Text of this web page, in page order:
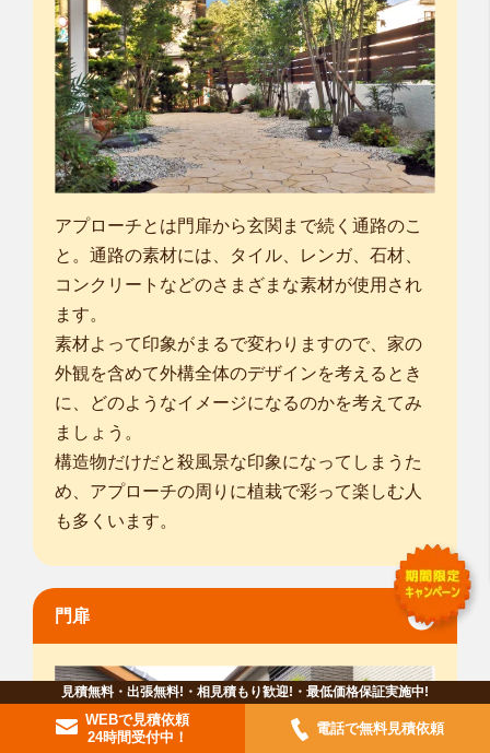
アプローチとは門扉から玄関まで続く通路のこ
と。通路の素材には、タイル、レンガ、石材、
コンクリートなどのさまざまな素材が使用され
ます。
素材よって印象がまるで変わりますので、家の
外観を含めて外構全体のデザインを考えるとき
に、どのようなイメージになるのかを考えてみ
ましょう。
構造物だけだと殺風景な印象になってしまうた
め、アプローチの周りに植栽で彩って楽しむ人
も多くいます。
門扉
見積無料・出張無料!・相見積もり歓迎!・最低価格保証実施中!
WEBで見積依頼
24時間受付中！
電話で無料見積依頼